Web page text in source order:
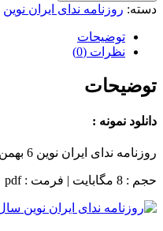
دسته: روزنامه ندای ایران نوین
توضیحات
نظرات (0)
توضیحات
دانلود نمونه :
روزنامه ندای ایران نوین 6 بهمن سال 1343
حجم : 8 مگابایت | فرمت : pdf